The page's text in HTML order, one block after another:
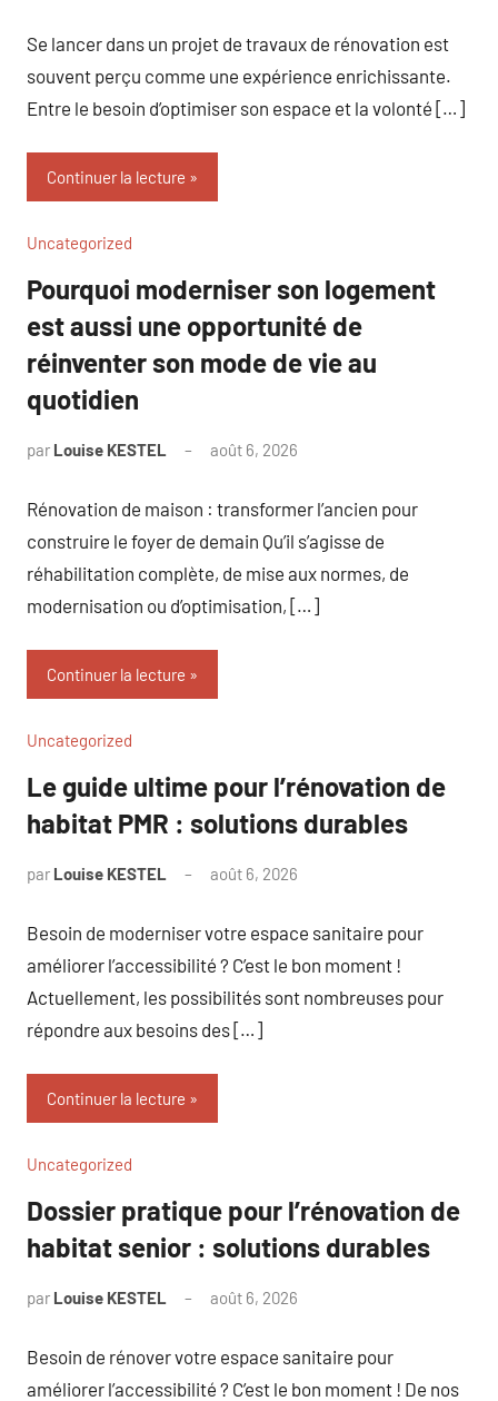
Se lancer dans un projet de travaux de rénovation est
souvent perçu comme une expérience enrichissante.
Entre le besoin d’optimiser son espace et la volonté […]
Continuer la lecture
Uncategorized
Pourquoi moderniser son logement
est aussi une opportunité de
réinventer son mode de vie au
quotidien
par Louise KESTEL août 6, 2026
Rénovation de maison : transformer l’ancien pour
construire le foyer de demain Qu’il s’agisse de
réhabilitation complète, de mise aux normes, de
modernisation ou d’optimisation, […]
Continuer la lecture
Uncategorized
Le guide ultime pour l’rénovation de
habitat PMR : solutions durables
par Louise KESTEL août 6, 2026
Besoin de moderniser votre espace sanitaire pour
améliorer l’accessibilité ? C’est le bon moment !
Actuellement, les possibilités sont nombreuses pour
répondre aux besoins des […]
Continuer la lecture
Uncategorized
Dossier pratique pour l’rénovation de
habitat senior : solutions durables
par Louise KESTEL août 6, 2026
Besoin de rénover votre espace sanitaire pour
améliorer l’accessibilité ? C’est le bon moment ! De nos